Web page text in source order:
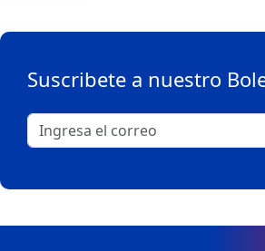
Suscribete a nuestro